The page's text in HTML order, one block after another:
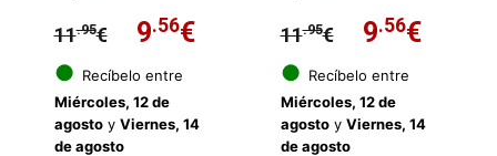
11.95€
El
precio
original
9.56€El
actual
● Recíbelo entre
Miércoles, 12 de
agostoy Viernes, 14
de agosto
11.95€
El
precio
original
9.56€El
actual
● Recíbelo entre
Miércoles, 12 de
agostoy Viernes, 14
de agosto